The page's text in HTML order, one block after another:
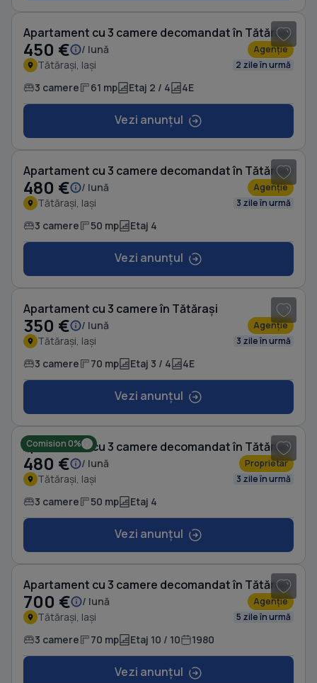
Apartament cu 3 camere decomandat în Tătărași
450 € / lună Agenție
Tătărași, Iași 2 zile în urmă
3 camere 61 mp Etaj 2 / 4 4E
Vezi anunțul
Apartament cu 3 camere decomandat în Tătărași
480 € / lună Agenție
Tătărași, Iași 3 zile în urmă
3 camere 50 mp Etaj 4
Vezi anunțul
Apartament cu 3 camere în Tătărași
350 € / lună Agenție
Tătărași, Iași 3 zile în urmă
3 camere 70 mp Etaj 3 / 4 4E
Vezi anunțul
Comision 0%
Apartament cu 3 camere decomandat în Tătărași
480 € / lună Proprietar
Tătărași, Iași 3 zile în urmă
3 camere 50 mp Etaj 4
Vezi anunțul
Apartament cu 3 camere decomandat în Tătărași
700 € / lună Agenție
Tătărași, Iași 5 zile în urmă
3 camere 70 mp Etaj 10 / 10 1980
Vezi anunțul